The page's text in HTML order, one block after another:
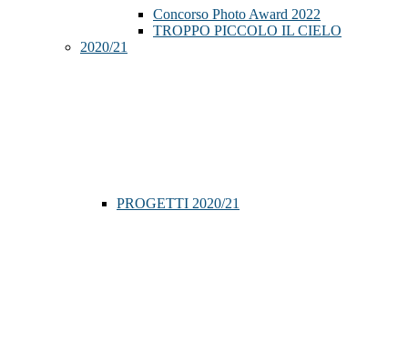
Concorso Photo Award 2022
TROPPO PICCOLO IL CIELO
2020/21
PROGETTI 2020/21